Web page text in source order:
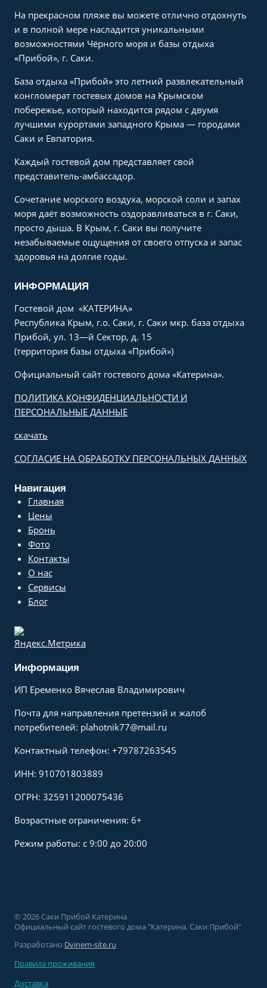
На прекрасном пляже вы можете отлично отдохнуть
и в полной мере насладится уникальными
возможностями Чёрного моря и базы отдыха
«Прибой», г. Саки.
База отдыха «Прибой» это летний развлекательный
конгломерат гостевых домов на Крымском
побережье, который находится рядом с двумя
лучшими курортами западного Крыма — городами
Саки и Евпатория.
Каждый гостевой дом представляет свой
представитель-амбассадор.
Сочетание морского воздуха, морской соли и запах
моря даёт возможность оздоравливаться в г. Саки,
просто дыша. В Крым, г. Саки вы получите
незабываемые ощущения от своего отпуска и запас
здоровья на долгие годы.
ИНФОРМАЦИЯ
Гостевой дом «КАТЕРИНА»
Республика Крым, г.о. Саки, г. Саки мкр. база отдыха
Прибой, ул. 13—й Сектор, д. 15
(территория базы отдыха «Прибой»)
Официальный сайт гостевого дома «Катерина».
ПОЛИТИКА КОНФИДЕНЦИАЛЬНОСТИ И
ПЕРСОНАЛЬНЫЕ ДАННЫЕ
скачать
СОГЛАСИЕ НА ОБРАБОТКУ ПЕРСОНАЛЬНЫХ ДАННЫХ
Навигация
Главная
Цены
Бронь
Фото
Контакты
О нас
Сервисы
Блог
Информация
ИП Еременко Вячеслав Владимирович
Почта для направления претензий и жалоб
потребителей: plahotnik77@mail.ru
Контактный телефон: +79787263545
ИНН: 910701803889
ОГРН: 325911200075436
Возрастные ограничения: 6+
Режим работы: с 9:00 до 20:00
© 2026 Саки Прибой Катерина
Официальный сайт гостевого дома "Катерина, Саки Прибой"
Разработано Dvinem-site.ru
Правила проживания
Доставка